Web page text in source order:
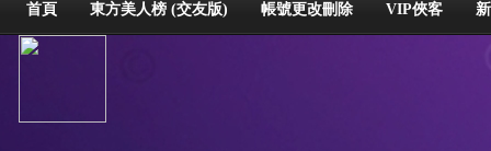
首頁 東方美人榜 (交友版) 帳號更改刪除 VIP俠客